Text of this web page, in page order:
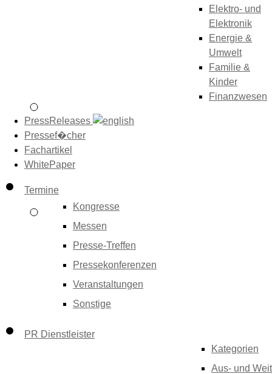
Elektro- und
Elektronik
Energie &
Umwelt
Familie &
Kinder
Finanzwesen
PressReleases
Pressef�cher
Fachartikel
WhitePaper
Termine
Kongresse
Messen
Presse-Treffen
Pressekonferenzen
Veranstaltungen
Sonstige
PR Dienstleister
Kategorien
Aus- und